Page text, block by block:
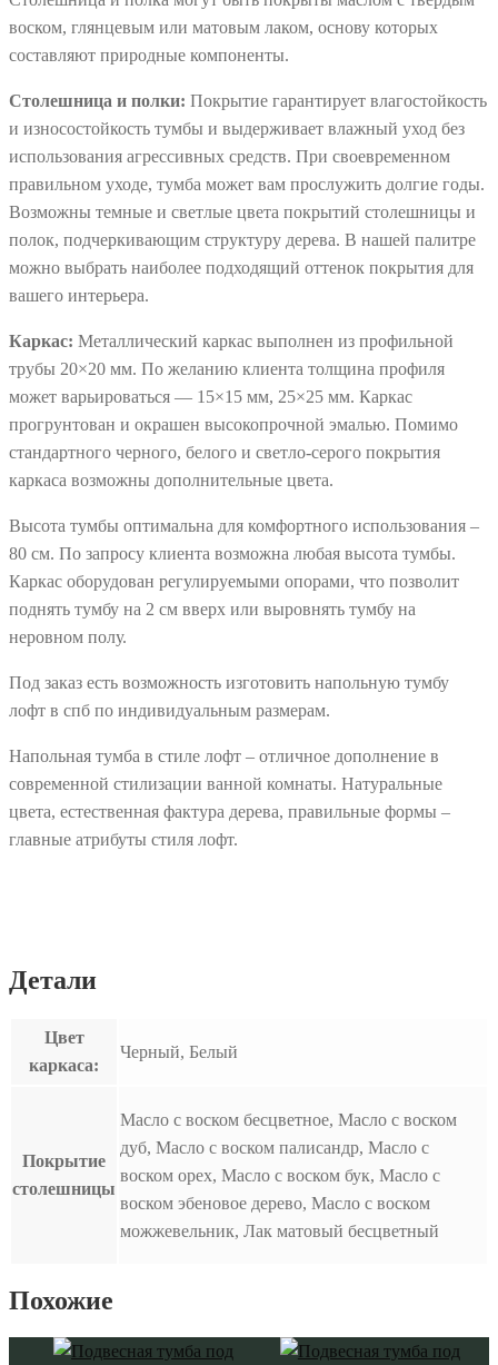
воском, глянцевым или матовым лаком, основу которых
составляют природные компоненты.
Столешница и полки: Покрытие гарантирует влагостойкость
и износостойкость тумбы и выдерживает влажный уход без
использования агрессивных средств. При своевременном
правильном уходе, тумба может вам прослужить долгие годы.
Возможны темные и светлые цвета покрытий столешницы и
полок, подчеркивающим структуру дерева. В нашей палитре
можно выбрать наиболее подходящий оттенок покрытия для
вашего интерьера.
Каркас: Металлический каркас выполнен из профильной
трубы 20×20 мм. По желанию клиента толщина профиля
может варьироваться — 15×15 мм, 25×25 мм. Каркас
прогрунтован и окрашен высокопрочной эмалью. Помимо
стандартного черного, белого и светло-серого покрытия
каркаса возможны дополнительные цвета.
Высота тумбы оптимальна для комфортного использования –
80 см. По запросу клиента возможна любая высота тумбы.
Каркас оборудован регулируемыми опорами, что позволит
поднять тумбу на 2 см вверх или выровнять тумбу на
неровном полу.
Под заказ есть возможность изготовить напольную тумбу
лофт в спб по индивидуальным размерам.
Напольная тумба в стиле лофт – отличное дополнение в
современной стилизации ванной комнаты. Натуральные
цвета, естественная фактура дерева, правильные формы –
главные атрибуты стиля лофт.
Детали
Цвет
каркаса:
Черный, Белый
Покрытие
столешницы
Масло с воском бесцветное, Масло с воском
дуб, Масло с воском палисандр, Масло с
воском орех, Масло с воском бук, Масло с
воском эбеновое дерево, Масло с воском
можжевельник, Лак матовый бесцветный
Похожие